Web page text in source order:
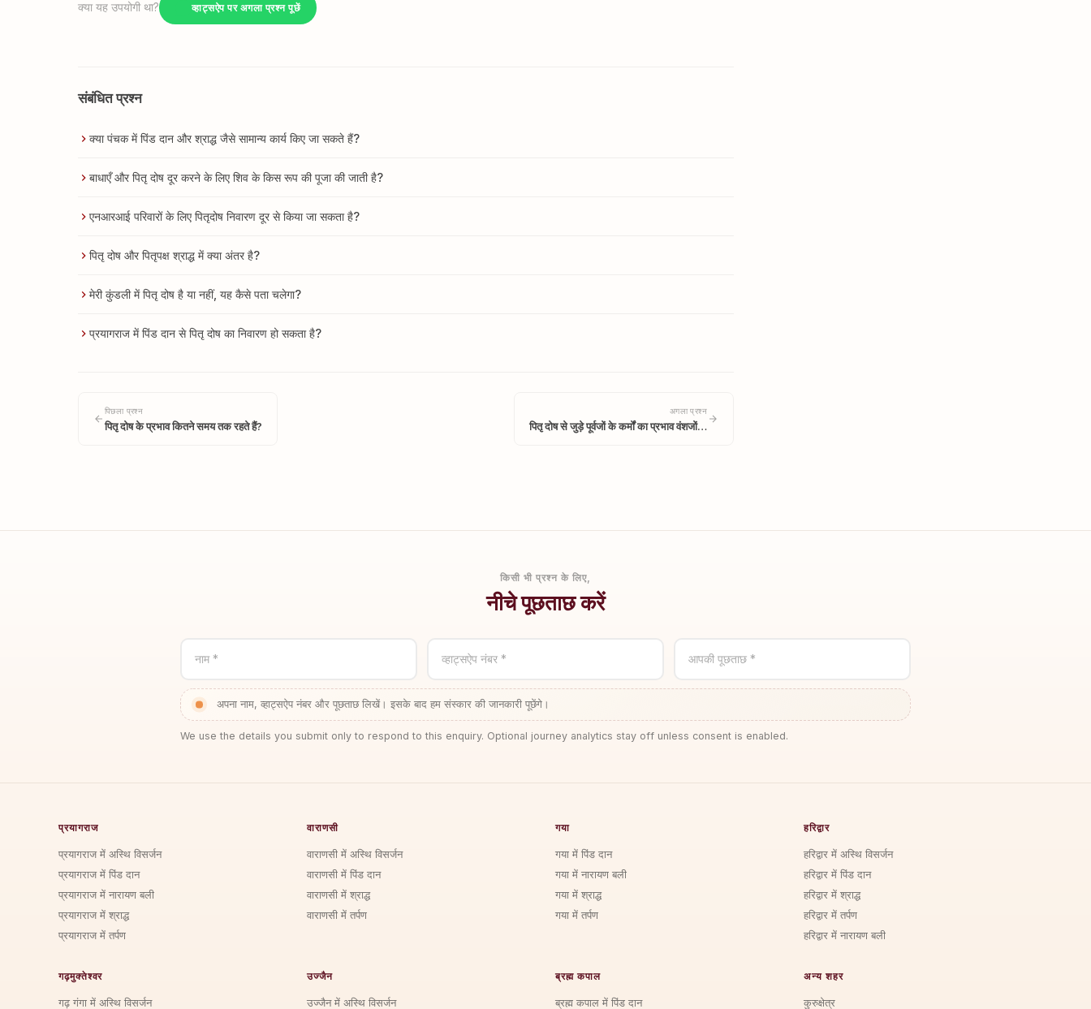
क्या यह उपयोगी था? व्हाट्सऐप पर अगला प्रश्न पूछें
संबंधित प्रश्न
क्या पंचक में पिंड दान और श्राद्ध जैसे सामान्य कार्य किए जा सकते हैं?
बाधाएँ और पितृ दोष दूर करने के लिए शिव के किस रूप की पूजा की जाती है?
एनआरआई परिवारों के लिए पितृदोष निवारण दूर से किया जा सकता है?
पितृ दोष और पितृपक्ष श्राद्ध में क्या अंतर है?
मेरी कुंडली में पितृ दोष है या नहीं, यह कैसे पता चलेगा?
प्रयागराज में पिंड दान से पितृ दोष का निवारण हो सकता है?
पिछला प्रश्न
पितृ दोष के प्रभाव कितने समय तक रहते हैं?
अगला प्रश्न
पितृ दोष से जुड़े पूर्वजों के कर्मों का प्रभाव वंशजों…
किसी भी प्रश्न के लिए,
नीचे पूछताछ करें
नाम * व्हाट्सऐप नंबर * आपकी पूछताछ *
अपना नाम, व्हाट्सऐप नंबर और पूछताछ लिखें। इसके बाद हम संस्कार की जानकारी पूछेंगे।
We use the details you submit only to respond to this enquiry. Optional journey analytics stay off unless consent is enabled.
प्रयागराज
प्रयागराज में अस्थि विसर्जन
प्रयागराज में पिंड दान
प्रयागराज में नारायण बली
प्रयागराज में श्राद्ध
प्रयागराज में तर्पण
वाराणसी
वाराणसी में अस्थि विसर्जन
वाराणसी में पिंड दान
वाराणसी में श्राद्ध
वाराणसी में तर्पण
गया
गया में पिंड दान
गया में नारायण बली
गया में श्राद्ध
गया में तर्पण
हरिद्वार
हरिद्वार में अस्थि विसर्जन
हरिद्वार में पिंड दान
हरिद्वार में श्राद्ध
हरिद्वार में तर्पण
हरिद्वार में नारायण बली
गढ़मुक्तेश्वर
गढ़ गंगा में अस्थि विसर्जन
उज्जैन
उज्जैन में अस्थि विसर्जन
ब्रह्म कपाल
ब्रह्म कपाल में पिंड दान
अन्य शहर
कुरुक्षेत्र